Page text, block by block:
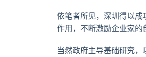
依笔者所见，深圳得以
作用，不断激励企业家的
当然政府主导基础研究